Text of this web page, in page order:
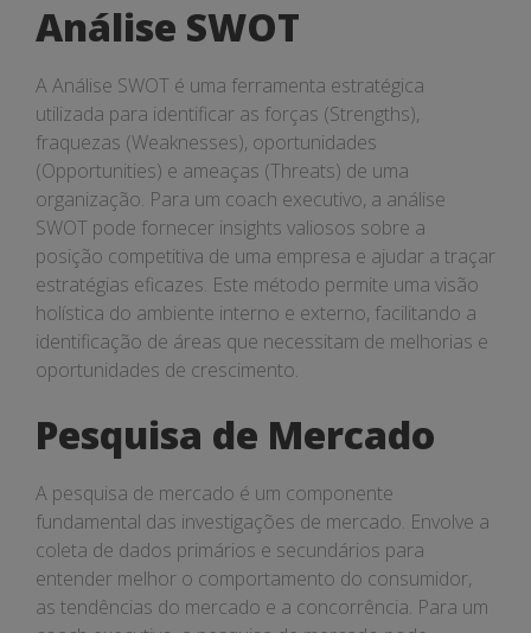
Análise SWOT
A Análise SWOT é uma ferramenta estratégica
utilizada para identificar as forças (Strengths),
fraquezas (Weaknesses), oportunidades
(Opportunities) e ameaças (Threats) de uma
organização. Para um coach executivo, a análise
SWOT pode fornecer insights valiosos sobre a
posição competitiva de uma empresa e ajudar a traçar
estratégias eficazes. Este método permite uma visão
holística do ambiente interno e externo, facilitando a
identificação de áreas que necessitam de melhorias e
oportunidades de crescimento.
Pesquisa de Mercado
A pesquisa de mercado é um componente
fundamental das investigações de mercado. Envolve a
coleta de dados primários e secundários para
entender melhor o comportamento do consumidor,
as tendências do mercado e a concorrência. Para um